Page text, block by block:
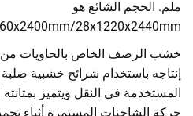
القصوى
الرطوبة
المعيار
الصيني
GB/T 19536-2004
ملم. الحجم الشائع هو
28x1220x2440mm.
إنتاجه باستخدام شرائح خشبية
المستخدمة في النقل ويتميز
حركة الشاحنات المستمرة أثناء